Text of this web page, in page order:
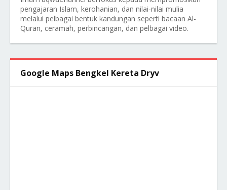
pengajaran Islam, kerohanian, dan nilai-nilai mulia
melalui pelbagai bentuk kandungan seperti bacaan Al-
Quran, ceramah, perbincangan, dan pelbagai video.
Google Maps Bengkel Kereta Dryv